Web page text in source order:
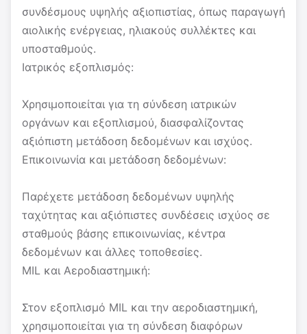
συνδέσμους υψηλής αξιοπιστίας, όπως παραγωγή
αιολικής ενέργειας, ηλιακούς συλλέκτες και
υποσταθμούς.
Ιατρικός εξοπλισμός:
Χρησιμοποιείται για τη σύνδεση ιατρικών
οργάνων και εξοπλισμού, διασφαλίζοντας
αξιόπιστη μετάδοση δεδομένων και ισχύος.
Επικοινωνία και μετάδοση δεδομένων:
Παρέχετε μετάδοση δεδομένων υψηλής
ταχύτητας και αξιόπιστες συνδέσεις ισχύος σε
σταθμούς βάσης επικοινωνίας, κέντρα
δεδομένων και άλλες τοποθεσίες.
MIL και Αεροδιαστημική:
Στον εξοπλισμό MIL και την αεροδιαστημική,
χρησιμοποιείται για τη σύνδεση διαφόρων